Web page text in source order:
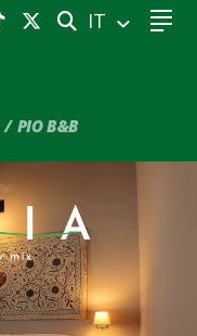
CERCA
IT
PIO B&B